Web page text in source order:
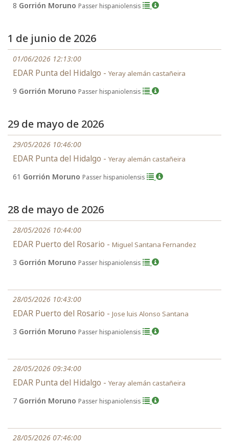
8 Gorrión Moruno Passer hispaniolensis
1 de junio de 2026
01/06/2026 12:13:00
EDAR Punta del Hidalgo - Yeray alemán castañeira
9 Gorrión Moruno Passer hispaniolensis
29 de mayo de 2026
29/05/2026 10:46:00
EDAR Punta del Hidalgo - Yeray alemán castañeira
61 Gorrión Moruno Passer hispaniolensis
28 de mayo de 2026
28/05/2026 10:44:00
EDAR Puerto del Rosario - Miguel Santana Fernandez
3 Gorrión Moruno Passer hispaniolensis
28/05/2026 10:43:00
EDAR Puerto del Rosario - Jose luis Alonso Santana
3 Gorrión Moruno Passer hispaniolensis
28/05/2026 09:34:00
EDAR Punta del Hidalgo - Yeray alemán castañeira
7 Gorrión Moruno Passer hispaniolensis
28/05/2026 07:46:00